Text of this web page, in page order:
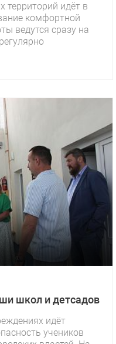
территорий идёт в
комфортной
ведутся сразу на
школ и детсадов
идёт
учеников